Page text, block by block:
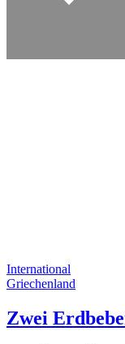
International
Griechenland
Zwei